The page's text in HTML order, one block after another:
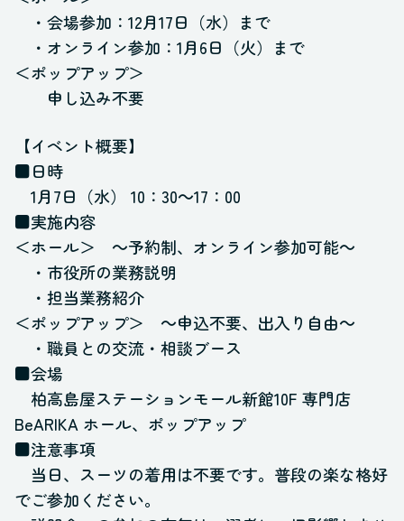
・会場参加：12月17日（水）まで
・オンライン参加：1月6日（火）まで
＜ポップアップ＞
申し込み不要
【イベント概要】
■日時
1月7日（水） 10 ： 30～17 ： 00
■実施内容
＜ホール＞ ～予約制、オンライン参加可能～
・市役所の業務説明
・担当業務紹介
＜ポップアップ＞ ～申込不要、出入り自由～
・職員との交流・相談ブース
■会場
柏高島屋ステーションモール新館10F 専門店
BeARIKA ホール、ポップアップ
■注意事項
当日、スーツの着用は不要です。普段の楽な格好
でご参加ください。